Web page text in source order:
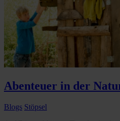
Abenteuer in der
Blogs Stöpsel